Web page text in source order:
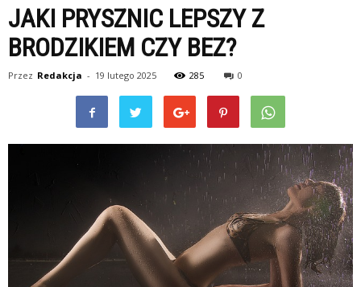
JAKI PRYSZNIC LEPSZY Z
BRODZIKIEM CZY BEZ?
Przez Redakcja - 19 lutego 2025 285 0